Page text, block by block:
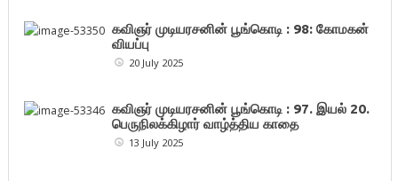
கவிஞர் முடியரசனின் பூங்கொடி : 98: கோமகன்
வியப்பு
20 July 2025
கவிஞர் முடியரசனின் பூங்கொடி : 97. இயல் 20.
பெருநிலக்கிழார் வாழ்த்திய காதை
13 July 2025